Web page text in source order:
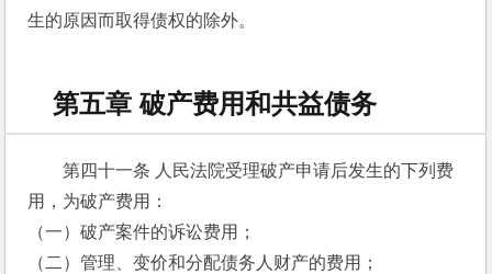
生的原因而取得债权的除外。
第五章 破产费用和共益债务
第四十一条 人民法院受理破产申请后发生的下列费
用，为破产费用：
（一）破产案件的诉讼费用；
（二）管理、变价和分配债务人财产的费用；